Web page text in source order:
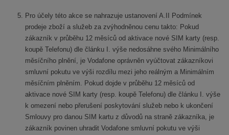
Pro účely této akce se nahrazuje ustanovení A.II Podmínek
prodeje zboží a služeb za zvýhodněnou cenu takto: Pokud
zákazník v průběhu 12 měsíců od aktivace nové SIM karty (resp.
koupě Telefonu) dle článku I. výše nedosáhne svého Minimálního
měsíčního plnění, je Vodafone oprávněn vyúčtovat zákazníkovi
smluvní pokutu ve výši rozdílu mezi jeho reálným a Minimálním
měsíčním plněním. Pokud dojde v průběhu 12 měsíců od
aktivace nové SIM karty (resp. koupě Telefonu) dle článku I. výše
k omezení nebo přerušení poskytování služeb nebo k ukončení
Smlouvy pro danou SIM kartu z důvodů na straně zákazníka, je
zákazník povinen uhradit Vodafone smluvní pokutu ve výši